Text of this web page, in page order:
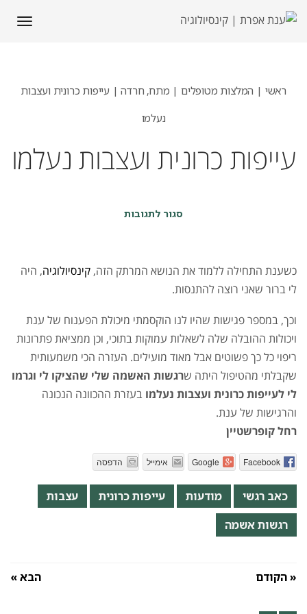
ראשי | המלצות מטופלים | מתח, חרדה | עייפות כרונית ועצבות
נעלמו
עייפות כרונית ועצבות נעלמו
סגור לתגובותעל
נעלמו
כשענת התחילה ללמוד את הנושא המרתק הזה, קינסיולוגיה, היה
לי ברור שאני רוצה להתנסות.
וכך, במספר פגישות שהיו לנו הוקסמתי מיכולת הפענוח של ענת
ויכולות ההובלה שלה לשאלות עמוקות בתוכי, וכן ממציאת פתרונות
ריפוי כל כך פשוטים אבל מאוד מועילים. העזרה הכי משמעותית
שקבלתי מהטיפול היתה שרגשות האשמה שלי שהציקו לי וגרמו
לי לעייפות כרונית ועצבות נעלמו בעזרת ההכוונה הנכונה
והרגישות של ענת.
רחל קופרשטיין
Facebook
Google אימייל הדפסה
כאב רגשי מודעות עייפות כרונית
עצבות
רגשות אשמה
« הקודם הבא »